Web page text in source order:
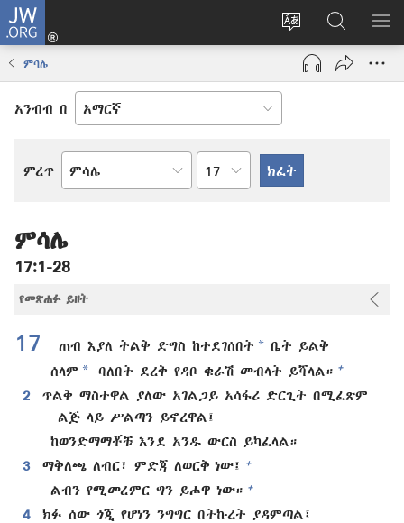
JW.ORG
የድረ
ገጹን
ቋንቋ
ግባ
(አዲስ
ዊንዶው
JW.ORG
ላይ
መፈለጊያ
ምሳሌ
አንብብ በ
ምረጥ
የመጽሐፍ
በምዕራፍ
ምሳሌ
17:1-28
የመጽሐፉ ይዘት
17 ጠብ እያለ ትልቅ ድግስ ከተደገሰበት * ቤት ይልቅ
ሰላም * ባለበት ደረቅ የዳቦ ቁራሽ መብላት ይሻላል። +
2
ጥልቅ ማስተዋል ያለው አገልጋይ አሳፋሪ ድርጊት በሚፈጽም
ልጅ ላይ ሥልጣን ይኖረዋል፤
ከወንድማማቾቹ እንደ አንዱ ውርስ ይካፈላል።
3
ማቅለጫ ለብር፣ ምድጃ ለወርቅ ነው፤ +
ልብን የሚመረምር ግን ይሖዋ ነው። +
4
ክፉ ሰው ጎጂ የሆነን ንግግር በትኩረት ያዳምጣል፤